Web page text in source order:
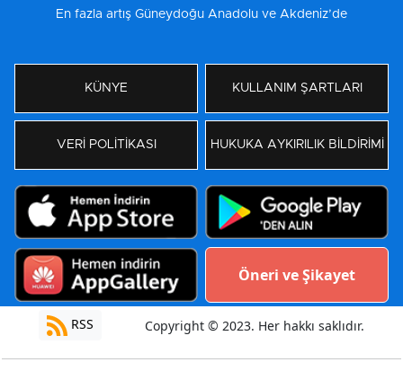
En fazla artış Güneydoğu Anadolu ve Akdeniz’de
KÜNYE KULLANIM ŞARTLARI
VERİ POLİTİKASI HUKUKA AYKIRILIK BİLDİRİMİ
Öneri ve Şikayet
RSS Copyright © 2023. Her hakkı saklıdır.